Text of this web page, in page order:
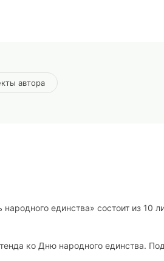
автора
единства» состоит из 10
ко Дню народного единства.